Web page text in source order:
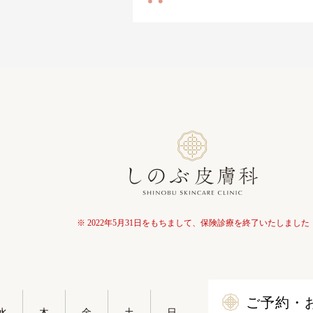
※ 2022年5月31日をもちまして、保険診療を終了いたしました
ご予約・